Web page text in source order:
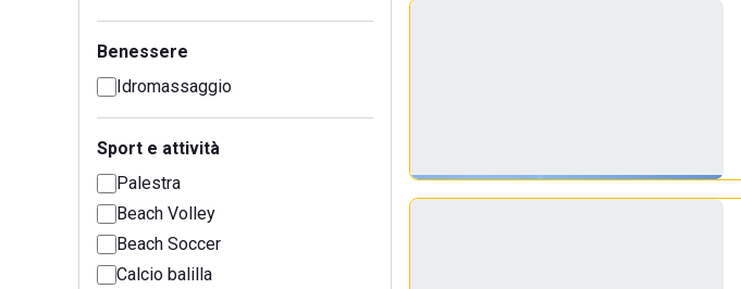
Benessere
Idromassaggio
Sport e attività
Palestra
Beach Volley
Beach Soccer
Calcio balilla